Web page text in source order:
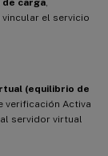
carga,
el servicio
(equilibrio de
verificación Activa
servidor virtual